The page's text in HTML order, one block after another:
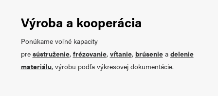
Výroba a kooperácia
Ponúkame voľné kapacity
pre sústruženie, frézovanie, vŕtanie, brúsenie a delenie
materiálu, výrobu podľa výkresovej dokumentácie.